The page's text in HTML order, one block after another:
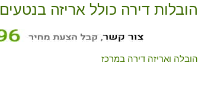
הובלות דירה כולל אריזה בנטעים
הובלה ואריזה דירה במרכז